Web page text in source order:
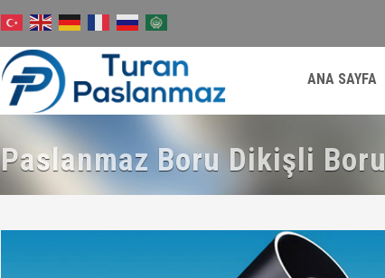
ANA SAYFA
Paslanmaz Boru Dikişli Boru